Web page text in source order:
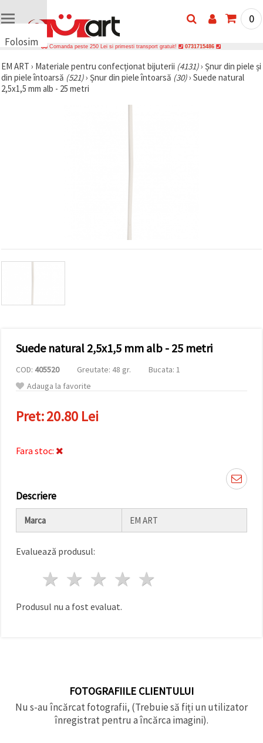
Folosim
uri
🍪 Folosim
cookie-uri
afișa
analiză și
Puteți fi de
utilizați
urile făcând
toate!" Sau
să vă
selectând
un tip de
cookie -uri
făcând clic
"Salvați"
Аcceptati
0
Comanda peste 250 Lei si primesti transport gratuit! 0731715486
EM ART › Materiale pentru confecționat bijuterii (4131)› Șnur din piele și
din piele întoarsă (521)› Șnur din piele întoarsă (30)› Suede natural
2,5x1,5 mm alb - 25 metri
Suede natural 2,5x1,5 mm alb - 25 metri
COD: 405520 Greutate: 48 gr.
Bucata: 1
Adauga la favorite
Pret:20.80 Lei
Fara stoc:
Descriere
Marca EM ART
Evaluează produsul:
4 stele
3 stele
2 stele
1 stea
Produsul nu a fost evaluat.
FOTOGRAFIILE CLIENTULUI
Nu s-au încărcat fotografii, (Trebuie să fiți un utilizator
înregistrat pentru a încărca imagini).